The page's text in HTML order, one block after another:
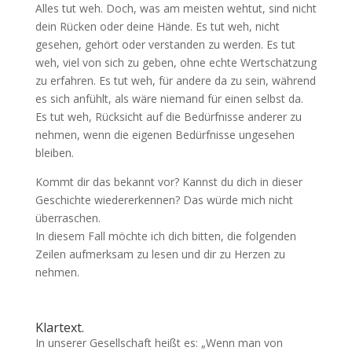
Alles tut weh. Doch, was am meisten wehtut, sind nicht
dein Rücken oder deine Hände. Es tut weh, nicht
gesehen, gehört oder verstanden zu werden. Es tut
weh, viel von sich zu geben, ohne echte Wertschätzung
zu erfahren. Es tut weh, für andere da zu sein, während
es sich anfühlt, als wäre niemand für einen selbst da.
Es tut weh, Rücksicht auf die Bedürfnisse anderer zu
nehmen, wenn die eigenen Bedürfnisse ungesehen
bleiben.
Kommt dir das bekannt vor? Kannst du dich in dieser
Geschichte wiedererkennen? Das würde mich nicht
überraschen.
In diesem Fall möchte ich dich bitten, die folgenden
Zeilen aufmerksam zu lesen und dir zu Herzen zu
nehmen.
Klartext.
In unserer Gesellschaft heißt es: „Wenn man von